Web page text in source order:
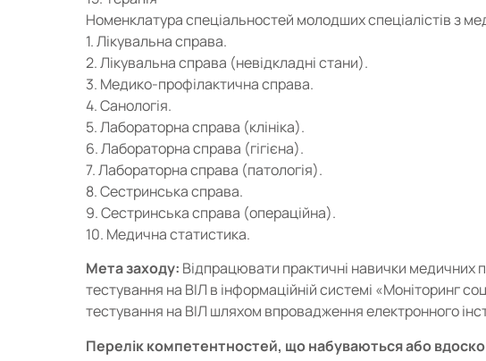
Номенклатура спеціальностей молодших спеціалістів з
1. Лікувальна справа.
2. Лікувальна справа (невідкладні стани).
3. Медико-профілактична справа.
4. Санологія.
5. Лабораторна справа (клініка).
6. Лабораторна справа (гігієна).
7. Лабораторна справа (патологія).
8. Сестринська справа.
9. Сестринська справа (операційна).
10. Медична статистика.
Мета заходу: Відпрацювати практичні навички медичних
тестування на ВІЛ в інформаційній системі «Моніторинг
тестування на ВІЛ шляхом впровадження електронного
Перелік компетентностей, що набуваються або